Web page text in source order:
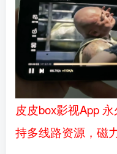
皮皮box影视App
持多线路资源，磁